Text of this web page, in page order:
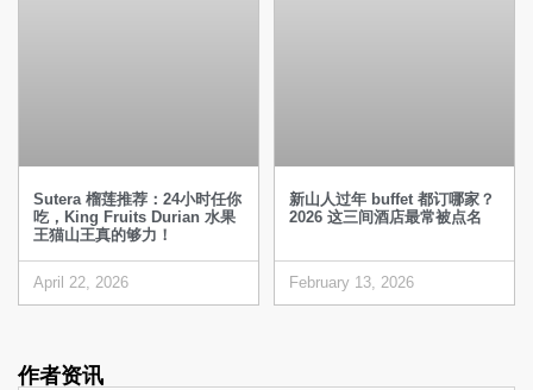
Sutera 榴莲推荐：24小时任你
吃，King Fruits Durian 水果
王猫山王真的够力！
April 22, 2026
新山人过年 buffet 都订哪家？
2026 这三间酒店最常被点名
February 13, 2026
作者资讯